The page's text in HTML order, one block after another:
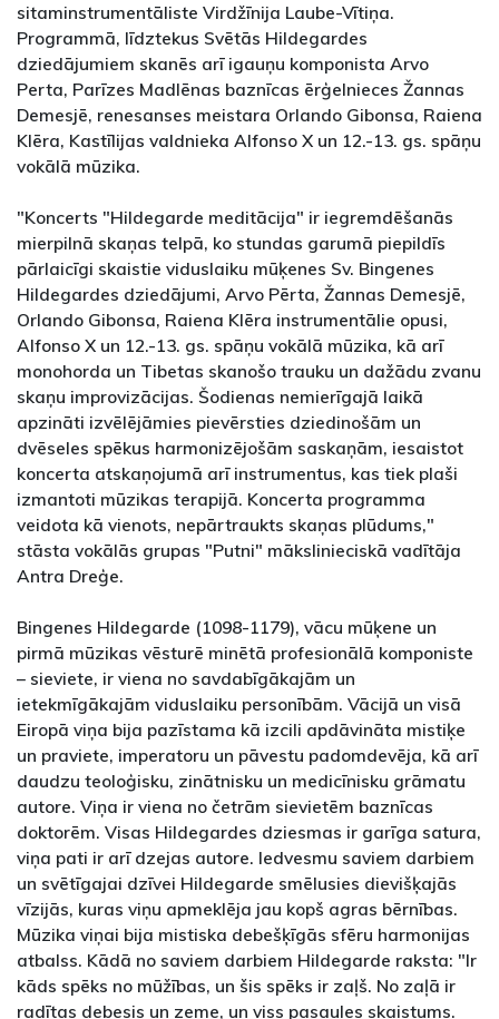
sitaminstrumentāliste Virdžīnija Laube-Vītiņa.
Programmā, līdztekus Svētās Hildegardes
dziedājumiem skanēs arī igauņu komponista Arvo
Perta, Parīzes Madlēnas baznīcas ērģelnieces Žannas
Demesjē, renesanses meistara Orlando Gibonsa, Raiena
Klēra, Kastīlijas valdnieka Alfonso X un 12.-13. gs. spāņu
vokālā mūzika.
"Koncerts "Hildegarde meditācija" ir iegremdēšanās
mierpilnā skaņas telpā, ko stundas garumā piepildīs
pārlaicīgi skaistie viduslaiku mūķenes Sv. Bingenes
Hildegardes dziedājumi, Arvo Pērta, Žannas Demesjē,
Orlando Gibonsa, Raiena Klēra instrumentālie opusi,
Alfonso X un 12.-13. gs. spāņu vokālā mūzika, kā arī
monohorda un Tibetas skanošo trauku un dažādu zvanu
skaņu improvizācijas. Šodienas nemierīgajā laikā
apzināti izvēlējāmies pievērsties dziedinošām un
dvēseles spēkus harmonizējošām saskaņām, iesaistot
koncerta atskaņojumā arī instrumentus, kas tiek plaši
izmantoti mūzikas terapijā. Koncerta programma
veidota kā vienots, nepārtraukts skaņas plūdums,"
stāsta vokālās grupas "Putni" mākslinieciskā vadītāja
Antra Dreģe.
Bingenes Hildegarde (1098-1179), vācu mūķene un
pirmā mūzikas vēsturē minētā profesionālā komponiste
– sieviete, ir viena no savdabīgākajām un
ietekmīgākajām viduslaiku personībām. Vācijā un visā
Eiropā viņa bija pazīstama kā izcili apdāvināta mistiķe
un praviete, imperatoru un pāvestu padomdevēja, kā arī
daudzu teoloģisku, zinātnisku un medicīnisku grāmatu
autore. Viņa ir viena no četrām sievietēm baznīcas
doktorēm. Visas Hildegardes dziesmas ir garīga satura,
viņa pati ir arī dzejas autore. Iedvesmu saviem darbiem
un svētīgajai dzīvei Hildegarde smēlusies dievišķajās
vīzijās, kuras viņu apmeklēja jau kopš agras bērnības.
Mūzika viņai bija mistiska debešķīgās sfēru harmonijas
atbalss. Kādā no saviem darbiem Hildegarde raksta: "Ir
kāds spēks no mūžības, un šis spēks ir zaļš. No zaļā ir
radītas debesis un zeme, un viss pasaules skaistums.